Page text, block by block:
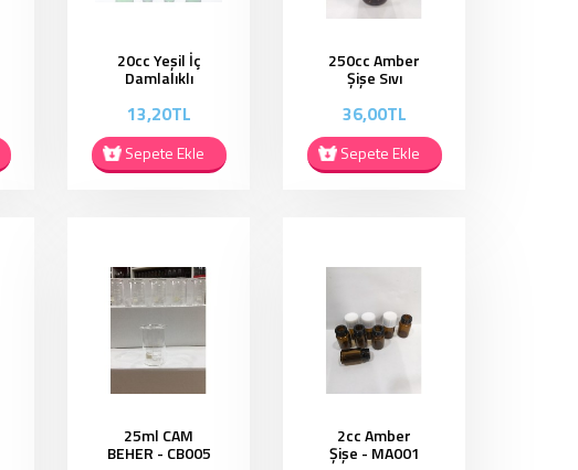
20cc Yeşil İç
Damlalıklı
EC0223
13,20TL
Sepete Ekle
250cc Amber
Şişe Sıvı
Sabunluk -
SSP03
36,00TL
Sepete Ekle
25ml CAM
BEHER - CB005
2cc Amber
Şişe - MA001